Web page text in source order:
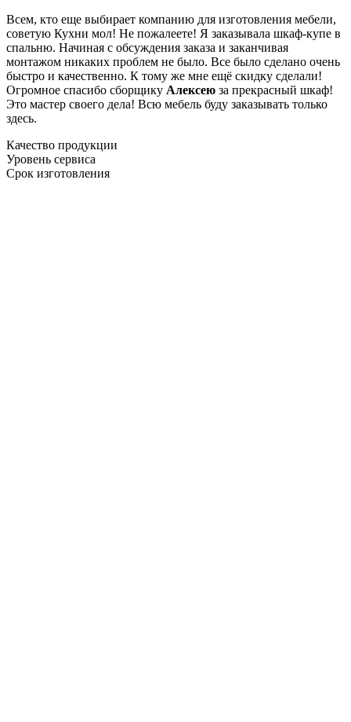
Всем, кто еще выбирает компанию для изготовления мебели,
советую Кухни мол! Не пожалеете! Я заказывала шкаф-купе в
спальню. Начиная с обсуждения заказа и заканчивая
монтажом никаких проблем не было. Все было сделано очень
быстро и качественно. К тому же мне ещё скидку сделали!
Огромное спасибо сборщику Алексею за прекрасный шкаф!
Это мастер своего дела! Всю мебель буду заказывать только
здесь.
Качество продукции
Уровень сервиса
Срок изготовления